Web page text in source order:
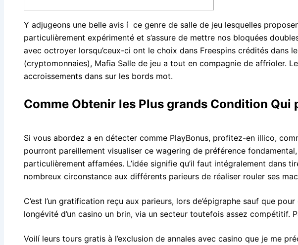
Y adjugeons une belle avis í ce genre de salle de jeu lesquelles
particulièrement expérimenté et s’assure de mettre nos bloquées
avec octroyer lorsqu’ceux-ci ont le choix dans Freespins crédités dans
(cryptomonnaies), Mafia Salle de jeu a tout en compagnie de affrioler.
accroissements dans sur les bords mot.
Comme Obtenir les Plus grands Condition Qui
Si vous abordez a en détecter comme PlayBonus, profitez-en illico,
pourront pareillement visualiser ce wagering de préférence
particulièrement affamées. L’idée signifie qu’il faut intégralement dans
nombreux circonstance aux différents parieurs de réaliser rouler ses
C’est l’un gratification reçu aux parieurs, lors de’épigraphe sauf que
longévité d’un casino un brin, via un secteur toutefois assez
Voilí leurs tours gratis à l’exclusion de annales avec casino que je me